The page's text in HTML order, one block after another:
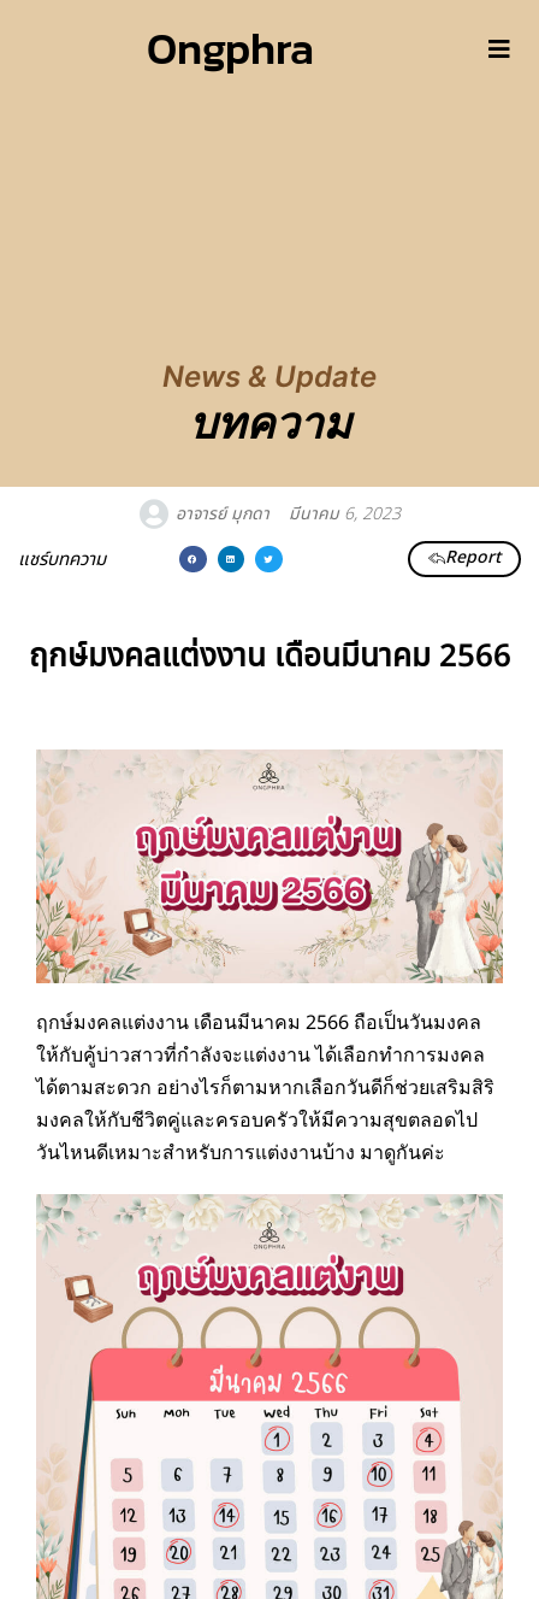
Ongphra
News & Update
บทความ
อาจารย์ มุกดา มีนาคม 6, 2023
แชร์บทความ Report
ฤกษ์มงคลแต่งงาน เดือนมีนาคม 2566
ฤกษ์มงคลแต่งงาน เดือนมีนาคม 2566 ถือเป็นวันมงคล
ให้กับคู้บ่าวสาวที่กำลังจะแต่งงาน ได้เลือกทำการมงคล
ได้ตามสะดวก อย่างไรก็ตามหากเลือกวันดีก็ช่วยเสริมสิริ
มงคลให้กับชีวิตคู่และครอบครัวให้มีความสุขตลอดไป
วันไหนดีเหมาะสำหรับการแต่งงานบ้าง มาดูกันค่ะ